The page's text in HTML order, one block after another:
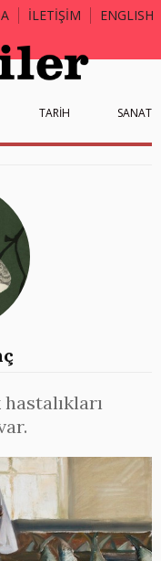
İLETİŞİM ENGLISH
TARİH SANAT
hastalıkları